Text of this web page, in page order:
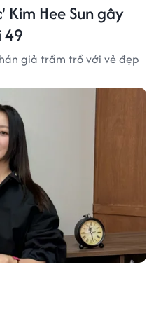
Kim Hee Sun gây
49
giả trầm trồ với vẻ đẹp